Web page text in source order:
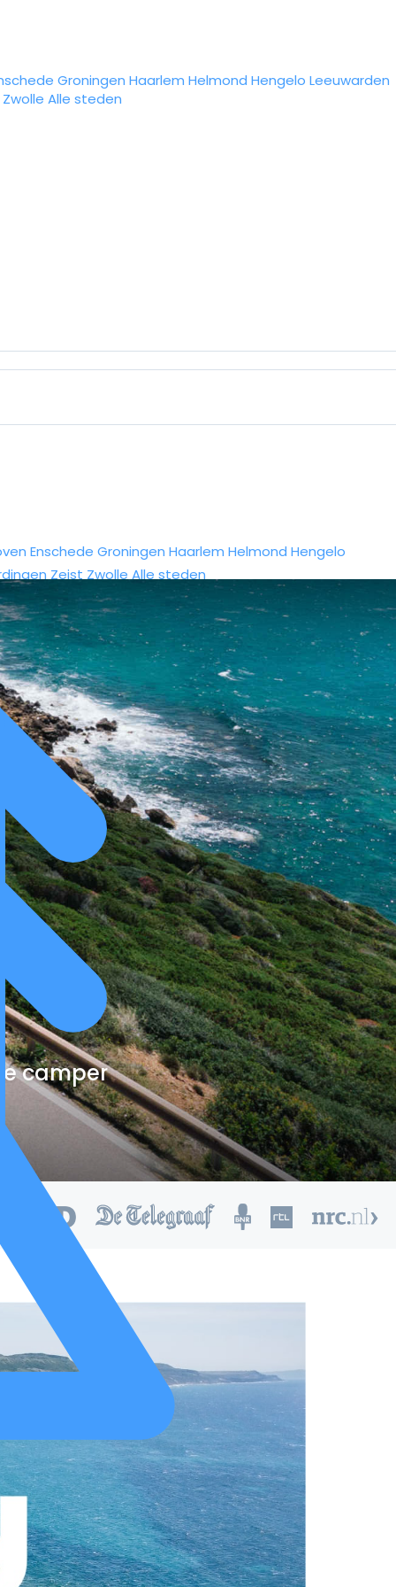
Groningen Haarlem Helmond Hengelo Leeuwarden
Zwolle Alle steden
Enschede Groningen Haarlem Helmond Hengelo
Zeist Zwolle Alle steden
camper